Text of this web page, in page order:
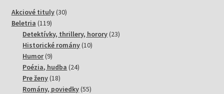
Akciové tituly 3030
Beletria 119119
produktov
Detektívky, thrillery, horory 2323
Historické romány 1010
Humor 99
produktov
Poézia, hudba 2424
Pre ženy 1818
produktov
Romány, poviedky 5555